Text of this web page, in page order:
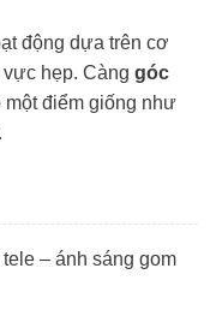
động dựa trên cơ
hẹp. Càng góc
một điểm giống như
– ánh sáng gom